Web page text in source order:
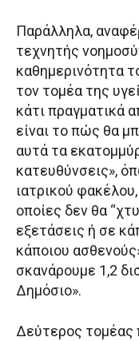
Παράλληλα,
τεχνητής
καθημερινότητα
τον τομέα της
κάτι πραγματικά
είναι το πώς θα
αυτά τα
κατευθύνσεις»,
ιατρικού
οποίες δεν θα
εξετάσεις ή σε
κάποιου
σκανάρουμε 1,2
Δημόσιο».
Δεύτερος τομέας